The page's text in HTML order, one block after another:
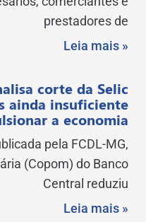
prestadores de
Leia mais »
corte da Selic
ainda insuficiente
a economia
pela FCDL-MG,
(Copom) do Banco
Central reduziu
Leia mais »